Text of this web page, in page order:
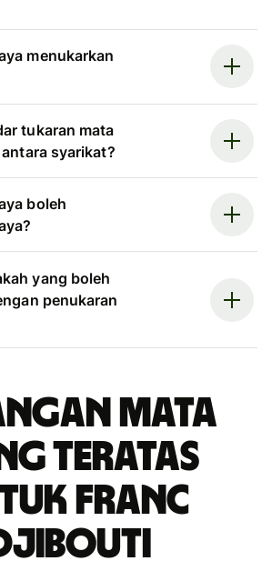
menukarkan
tukaran mata
syarikat?
boleh
yang boleh
penukaran
mata
teratas
franc